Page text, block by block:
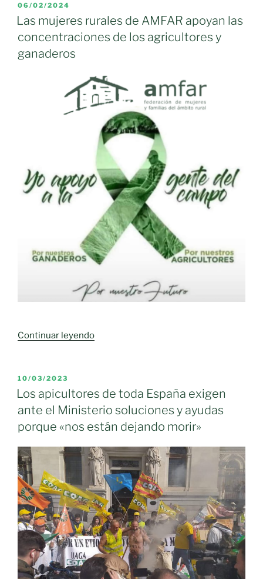
las
previsiones
Madrid»
PUBLICADO
EL
06/02/2024
Las mujeres rurales de AMFAR apoyan las
concentraciones de los agricultores y
ganaderos
Continuar leyendo«Las
AMFAR
apoyan
concentraciones
de
los
agricultores
y
ganaderos»
PUBLICADO
EL
10/03/2023
Los apicultores de toda España exigen
ante el Ministerio soluciones y ayudas
porque «nos están dejando morir»